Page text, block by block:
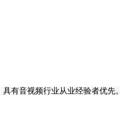
具有音视频行业从业经验者优先。